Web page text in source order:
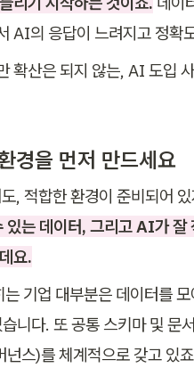
AI의 응답이 느려지고 정확
확산은 되지 않는, AI 도입
경을 먼저 만드세요
, 적합한 환경이 준비되어
는 데이터, 그리고 AI가 잘
요.
기업 대부분은 데이터를
니다. 또 공통 스키마 및 문
넌스)를 체계적으로 갖고 있